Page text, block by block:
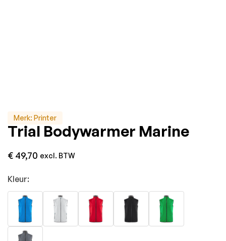
Merk: Printer
Trial Bodywarmer Marine
€ 49,70 excl. BTW
Kleur: